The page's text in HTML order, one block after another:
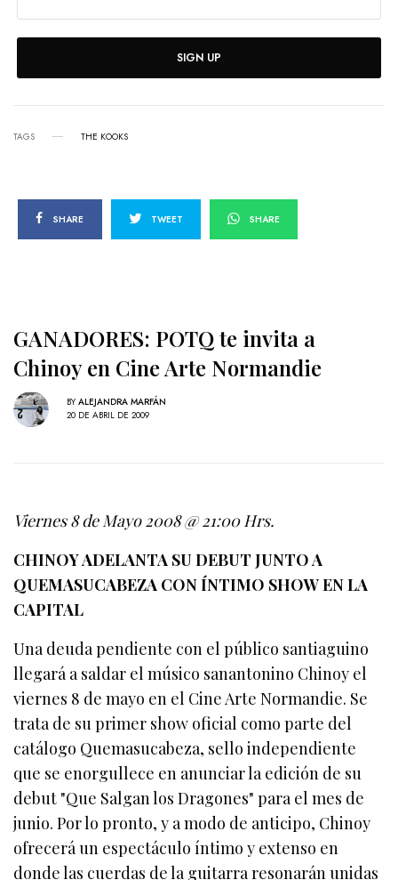
SIGN UP
TAGS THE KOOKS
SHARE TWEET SHARE
GANADORES: POTQ te invita a
Chinoy en Cine Arte Normandie
BY ALEJANDRA MARFÁN
20 DE ABRIL DE 2009
Viernes 8 de Mayo 2008 @ 21:00 Hrs.
CHINOY ADELANTA SU DEBUT JUNTO A
QUEMASUCABEZA CON ÍNTIMO SHOW EN LA
CAPITAL
Una deuda pendiente con el público santiaguino
llegará a saldar el músico sanantonino Chinoy el
viernes 8 de mayo en el Cine Arte Normandie. Se
trata de su primer show oficial como parte del
catálogo Quemasucabeza, sello independiente
que se enorgullece en anunciar la edición de su
debut "Que Salgan los Dragones" para el mes de
junio. Por lo pronto, y a modo de anticipo, Chinoy
ofrecerá un espectáculo íntimo y extenso en
donde las cuerdas de la guitarra resonarán unidas